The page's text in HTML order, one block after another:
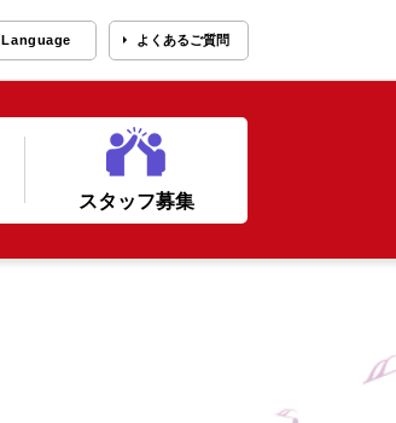
Language よくあるご質問
スタッフ募集